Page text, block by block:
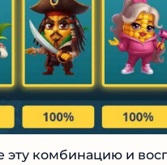
эту комбинацию и